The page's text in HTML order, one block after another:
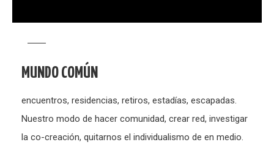
MUNDO COMÚN
encuentros, residencias, retiros, estadías, escapadas.
Nuestro modo de hacer comunidad, crear red, investigar
la co-creación, quitarnos el individualismo de en medio.